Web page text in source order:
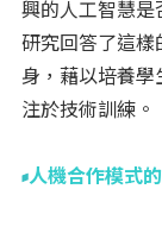
興的人工智慧是
研究回答了這樣
身，藉以培養
注於技術訓練。
人機合作模式